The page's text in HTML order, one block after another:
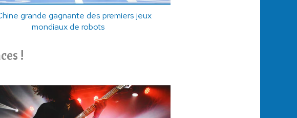
grande gagnante des premiers jeux
mondiaux de robots
!